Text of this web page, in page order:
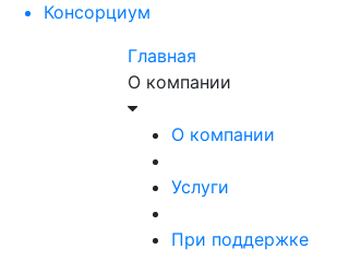
Консорциум
Главная
О компании
О компании
Услуги
При поддержке